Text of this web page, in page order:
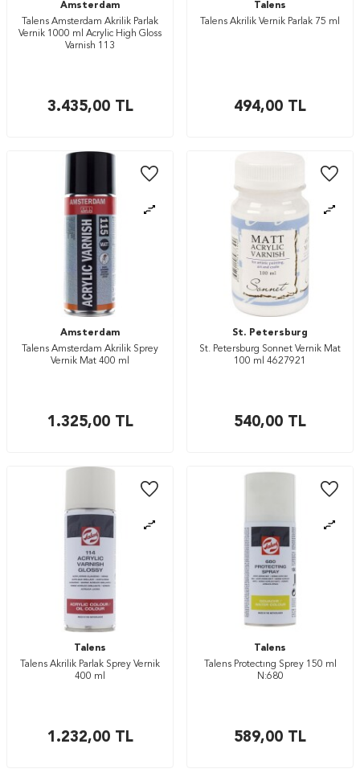
Amsterdam
Talens Amsterdam Akrilik Parlak
Vernik 1000 ml Acrylic High Gloss
Varnish 113
3.435,00TL
Talens
Talens Akrilik Vernik Parlak 75 ml
494,00 TL
Amsterdam
Talens Amsterdam Akrilik Sprey
Vernik Mat 400 ml
1.325,00TL
St. Petersburg
St. Petersburg Sonnet Vernik Mat
100 ml 4627921
540,00 TL
Talens
Talens Akrilik Parlak Sprey Vernik
400 ml
1.232,00TL
Talens
Talens Protectıng Sprey 150 ml
N:680
589,00 TL